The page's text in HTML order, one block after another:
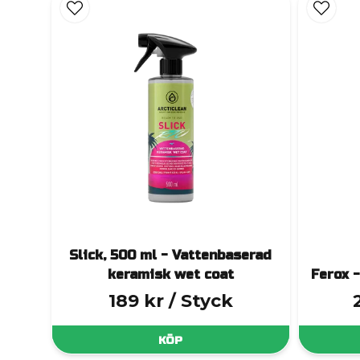
stöter bort vatten, smuts och andra
Skydd mot yttre påverkan:
Slick, 500 ml - Vattenbaserad
keramisk wet coat
189 kr / Styck
KÖP
Ferox